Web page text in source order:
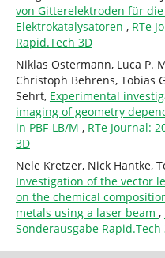
von Gitterelektroden für
Elektrokatalysatoren , RTe
Rapid.Tech 3D
Niklas Ostermann, Luca P.
Christoph Behrens, Tobias
Sehrt, Experimental
imaging of geometry
in PBF-LB/M , RTe Journal:
3D
Nele Kretzer, Nick Hantke,
Investigation of the vector
on the chemical
metals using a laser beam ,
Sonderausgabe Rapid.Tech